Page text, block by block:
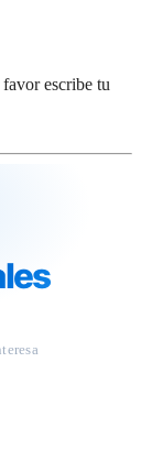
escribe tu